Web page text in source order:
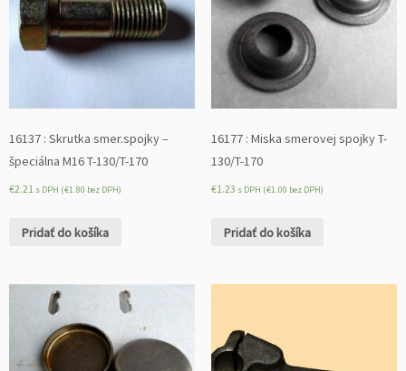
16137 : Skrutka smer.spojky –
špeciálna M16 T-130/T-170
€2.21 s DPH (€1.80 bez DPH)
Pridať do košíka
16177 : Miska smerovej spojky T-
130/T-170
€1.23 s DPH (€1.00 bez DPH)
Pridať do košíka